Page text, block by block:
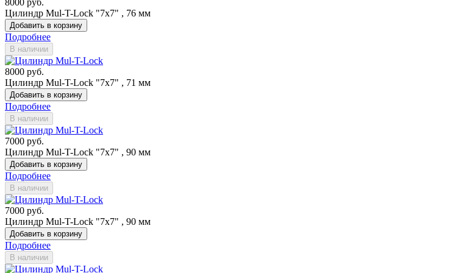
8000 руб.
Цилиндр Mul-T-Lock "7x7" , 76 мм
Добавить в корзину
Подробнее
В наличии
8000 руб.
Цилиндр Mul-T-Lock "7x7" , 71 мм
Добавить в корзину
Подробнее
В наличии
7000 руб.
Цилиндр Mul-T-Lock "7x7" , 90 мм
Добавить в корзину
Подробнее
В наличии
7000 руб.
Цилиндр Mul-T-Lock "7x7" , 90 мм
Добавить в корзину
Подробнее
В наличии